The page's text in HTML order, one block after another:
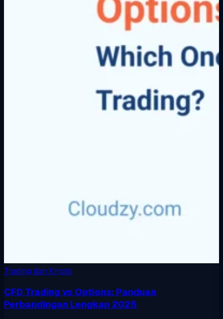
Trading dan Kripto
CFD Trading vs Options: Panduan
Perbandingan Lengkap 2025